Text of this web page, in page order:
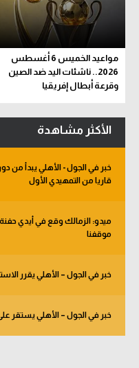
مواعيد الخميس 6 أغسطس
2026.. ناشئات اليد ضد الصين
وقرعة أبطال إفريقيا
الأكثر مشاهدة
قاريا من التمهيدي الأول
ميدو: الزمالك وقع في أيدي حفنة
موقفنا
خبر في الجول – الأهلي يقرر
خبر في الجول – الأهلي يستقر